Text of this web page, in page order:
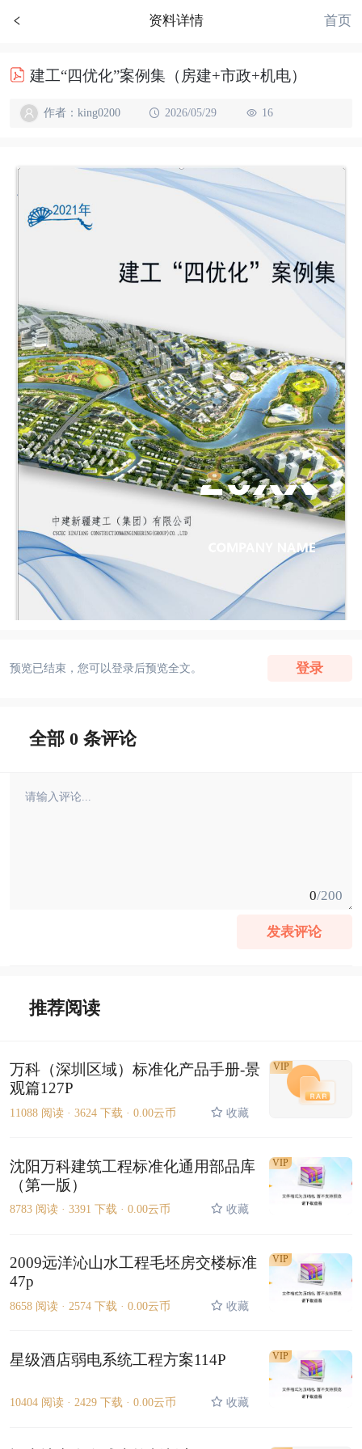
资料详情 首页
建工“四优化”案例集（房建+市政+机电）
作者：king0200 2026/05/29 16
预览已结束，您可以登录后预览全文。 登录
全部 0 条评论
0/200
发表评论
推荐阅读
万科（深圳区域）标准化产品手册-景
观篇127P
11088 阅读 · 3624 下载 · 0.00云币 收藏
VIP
沈阳万科建筑工程标准化通用部品库
（第一版）
8783 阅读 · 3391 下载 · 0.00云币 收藏
VIP
2009远洋沁山水工程毛坯房交楼标准
47p
8658 阅读 · 2574 下载 · 0.00云币 收藏
VIP
星级酒店弱电系统工程方案114P
10404 阅读 · 2429 下载 · 0.00云币 收藏
VIP